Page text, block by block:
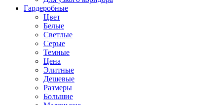
Гардеробные
Цвет
Белые
Светлые
Серые
Темные
Цена
Элитные
Дешевые
Размеры
Большие